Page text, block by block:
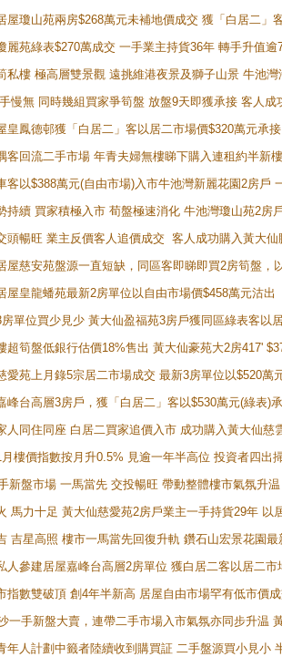
屋瓊山苑兩房$268萬元未補地價成交 獲「白居二」
麗苑綠表$270萬成交 一手業主持貨36年 轉手升值逾
私樓 極高層雙景觀 遠挑維港夜景及獅子山景 牛池
慢無 同時幾組買家爭筍盤 放盤9天即獲承接 客人
皇鳳德邨獲「白居二」客以居二市場價$320萬元承接
客回流二手市場 年青夫婦無樓睇下購入連租約半新
客以$388萬元(自由市場)入市牛池灣新麗花園2房戶
持續 買家積極入市 荀盤極速消化 牛池灣瓊山苑2房
頭暢旺 業主反價客人追價成交 客人成功購入黃大
屋慈安苑盤源一直短缺，同區客即睇即買2房筍盤，
屋皇龍蟠苑最新2房單位以自由市場價$458萬元沽出
單位買少見少 黃大仙盈福苑3房戶獲同區綠表客以
超筍盤低銀行估價18%售出 黃大仙豪苑大2房417'
愛苑上月錄5宗居二市場成交 最新3房單位以$520萬
峰台高層3房戶，獲「白居二」客以$530萬元(綠表)
人同住同座 白居二買家追價入市 成功購入黃大仙
樓價指數按月升0.5% 見逾一年半高位 投資者四
新盤市場 一馬當先 交投暢旺 帶動整體樓市氣氛升
馬力十足 黃大仙慈愛苑2房戶業主一手持貨29年 以
吉星高照 樓市一馬當先回復升軌 鑽石山宏景花園
人參建居屋嘉峰台高層2房單位 獲白居二客以居二市
指數雙破頂 創4年半新高 居屋自由市場罕有低市價
一手新盤大賣，連帶二手市場入市氣氛亦同步升温
年人計劃中籤者陸續收到購買証 二手盤源買小見小